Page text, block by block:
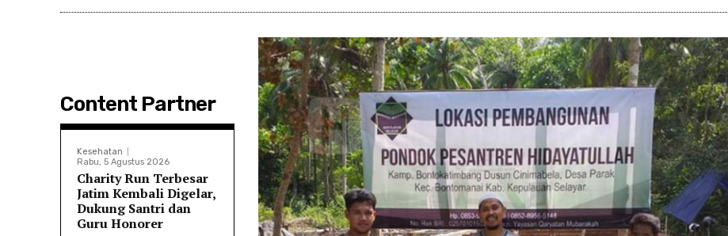
Content Partner
Kesehatan
Rabu, 5 Agustus 2026
Charity Run Terbesar
Jatim Kembali Digelar,
Dukung Santri dan
Guru Honorer